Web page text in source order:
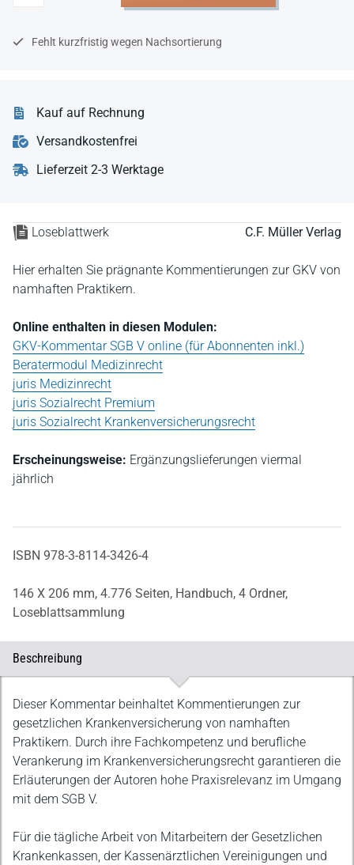
Loseblattwerk C.F. Müller Verlag
Hier erhalten Sie prägnante Kommentierungen zur GKV von
namhaften Praktikern.
Online enthalten in diesen Modulen:
GKV-Kommentar SGB V online (für Abonnenten inkl.)
Beratermodul Medizinrecht
juris Medizinrecht
juris Sozialrecht Premium
juris Sozialrecht Krankenversicherungsrecht
Erscheinungsweise: Ergänzungslieferungen viermal
jährlich
ISBN 978-3-8114-3426-4
146 X 206 mm, 4.776 Seiten, Handbuch, 4 Ordner,
Loseblattsammlung
Fehlt kurzfristig wegen Nachsortierung
Kauf auf Rechnung
Versandkostenfrei
Lieferzeit 2-3 Werktage
Beschreibung
Beschreibung
Dieser Kommentar beinhaltet Kommentierungen zur
gesetzlichen Krankenversicherung von namhaften
Praktikern. Durch ihre Fachkompetenz und berufliche
Verankerung im Krankenversicherungsrecht garantieren die
Erläuterungen der Autoren hohe Praxisrelevanz im Umgang
mit dem SGB V.
Für die tägliche Arbeit von Mitarbeitern der Gesetzlichen
Krankenkassen, der Kassenärztlichen Vereinigungen und